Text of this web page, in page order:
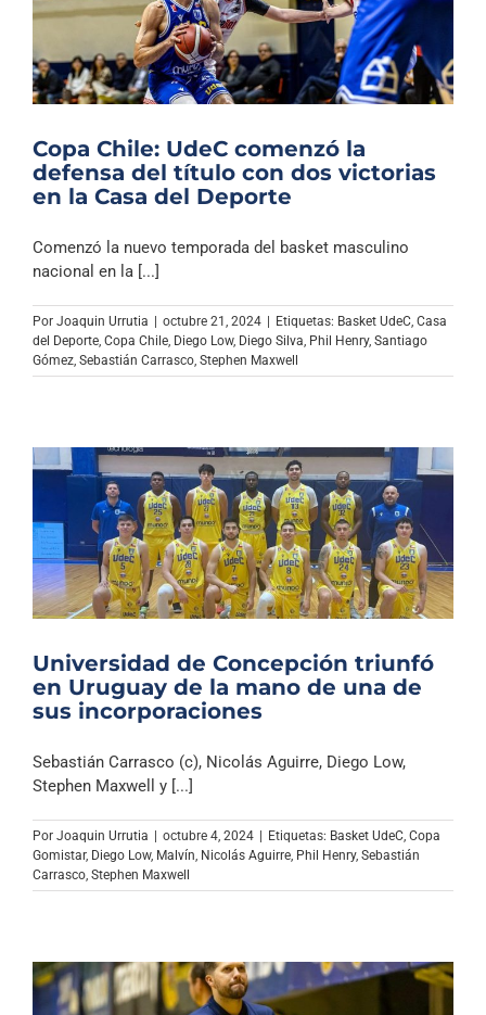
Copa Chile: UdeC comenzó la
defensa del título con dos victorias
en la Casa del Deporte
Comenzó la nuevo temporada del basket masculino
nacional en la [...]
Por Joaquin Urrutia | octubre 21, 2024 | Etiquetas: Basket UdeC Casa
del Deporte Copa Chile Diego Low, Diego Silva Phil Henry, Santiago
Gómez Sebastián Carrasco Stephen Maxwell
Universidad de Concepción triunfó
en Uruguay de la mano de una de
sus incorporaciones
Sebastián Carrasco (c), Nicolás Aguirre, Diego Low,
Stephen Maxwell y [...]
Por Joaquin Urrutia | octubre 4, 2024 | Etiquetas: Basket UdeC Copa
Gomistar, Diego Low, Malvín Nicolás Aguirre Phil Henry, Sebastián
Carrasco Stephen Maxwell